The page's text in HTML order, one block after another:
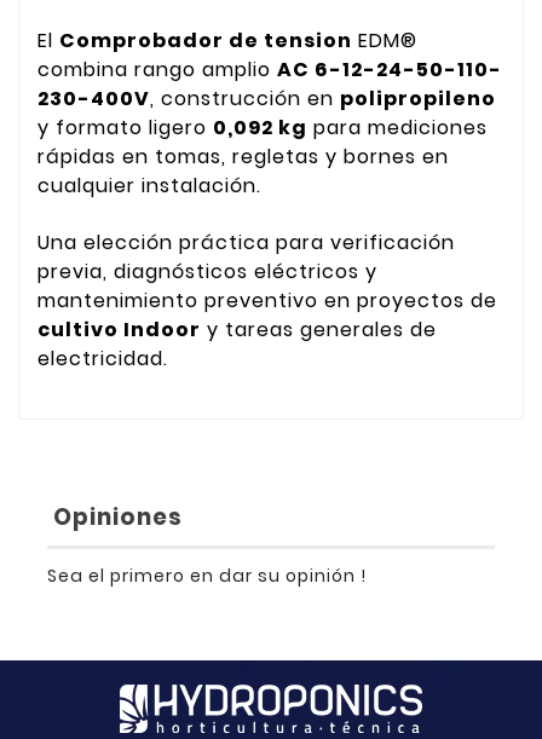
El Comprobador de tension EDM®
combina rango amplio AC 6-12-24-50-110-
230-400V, construcción en polipropileno
y formato ligero 0,092 kg para mediciones
rápidas en tomas, regletas y bornes en
cualquier instalación.
Una elección práctica para verificación
previa, diagnósticos eléctricos y
mantenimiento preventivo en proyectos de
cultivo Indoor y tareas generales de
electricidad.
Opiniones
Sea el primero en dar su opinión !